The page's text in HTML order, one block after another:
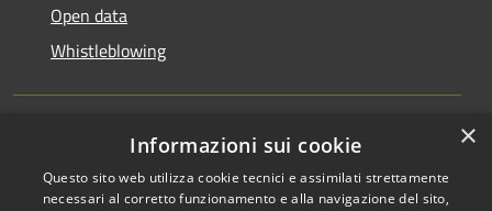
Open data
Whistleblowing
Accessibilità
Pieve Emanuele • Powered by
×
Informazioni sui cookie
Questo sito web utilizza cookie tecnici e assimilati strettamente
necessari al corretto funzionamento e alla navigazione del sito,